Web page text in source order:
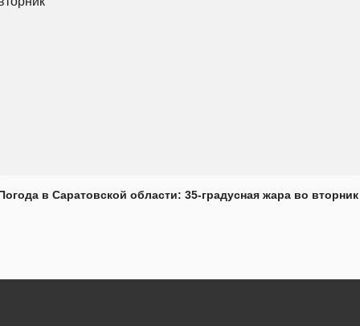
в Саратовской области: 35-градусная жара во вторник